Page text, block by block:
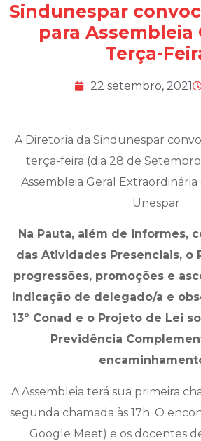
Sindunespar
para Assembleia
Terça-
22 setembro, 2021
A Diretoria da Sindunespar
terça-feira (dia 28 de
Assembleia Geral
Unespar.
Na Pauta, além de informes,
das Atividades Presenciais, o
progressões, promoções e
Indicação de delegado/a e
13º Conad e o Projeto de Lei
Previdência
A Assembleia terá sua primeira
segunda chamada às 17h. O
Google Meet) e os docentes